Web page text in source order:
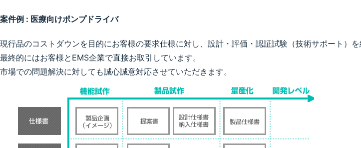
案件例 : 医療向けポンプドライバ
現行品のコストダウンを目的にお客様の要求仕様に対し、設計・評価・認証試験（技術サポート）
最終的にはお客様とEMS企業で直接お取引しています。
市場での問題解決に対しても誠心誠意対応させていただきます。